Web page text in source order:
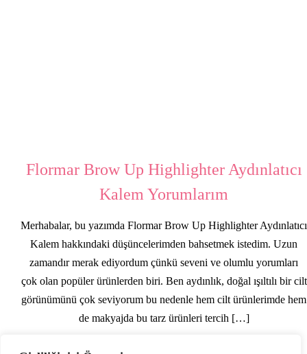
Flormar Brow Up Highlighter Aydınlatıcı
Kalem Yorumlarım
Merhabalar, bu yazımda Flormar Brow Up Highlighter Aydınlatıcı
Kalem hakkındaki düşüncelerimden bahsetmek istedim. Uzun
zamandır merak ediyordum çünkü seveni ve olumlu yorumları
çok olan popüler ürünlerden biri. Ben aydınlık, doğal ışıltılı bir cilt
görünümünü çok seviyorum bu nedenle hem cilt ürünlerimde hem
de makyajda bu tarz ürünleri tercih […]